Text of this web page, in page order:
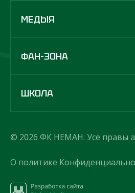
МЕДЫЯ
ФАН-ЗОНА
ШКОЛА
© 2026 ФК НЕМАН. Усе правы
О политике